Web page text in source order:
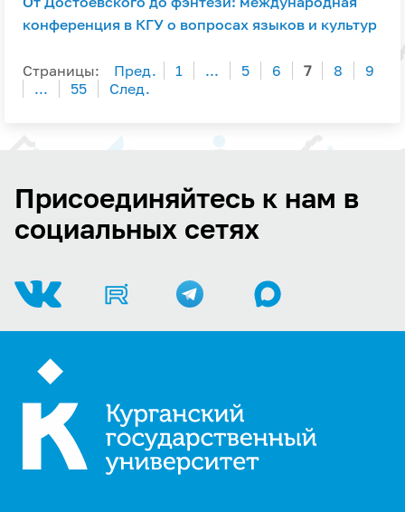
конференция в КГУ о вопросах языков и культур
Страницы: Пред. 1 ... 5 6 7 8
9
...
55 След.
Присоединяйтесь к нам в
социальных сетях